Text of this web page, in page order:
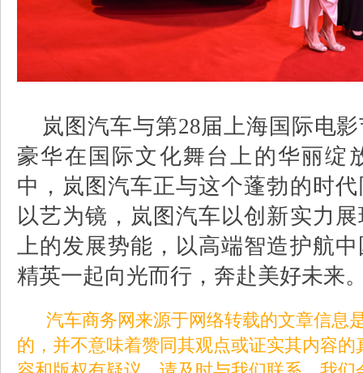
岚图汽车与第28届上海国际电
豪华在国际文化舞台上的华丽绽
中，岚图汽车正与这个蓬勃的时
以艺为镜，岚图汽车以创新实力
上的发展势能，以高端智造护航
精英一起向光而行，奔赴美好未来
汽车商务网来源于网络转载的文章信息
的，并不意味着赞同其观点或证实其内容